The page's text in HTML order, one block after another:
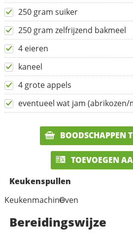
250 gram suiker
250 gram zelfrijzend bakmeel
4 eieren
kaneel
4 grote appels
eventueel wat jam (abrikozen/
BOODSCHAPPEN
TOEVOEGEN
Keukenspullen
KeukenmachineOven
Bereidingswijze